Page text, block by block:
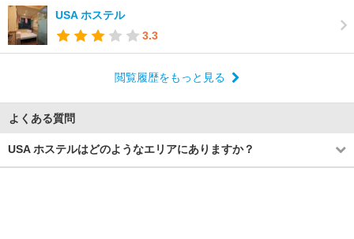
USA ホステル
3.3
閲覧履歴をもっと見る
よくある質問
USA ホステルはどのようなエリアにありますか？